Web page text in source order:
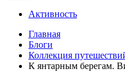
Активность
Главная
Блоги
Коллекция
К янтарным берегам.